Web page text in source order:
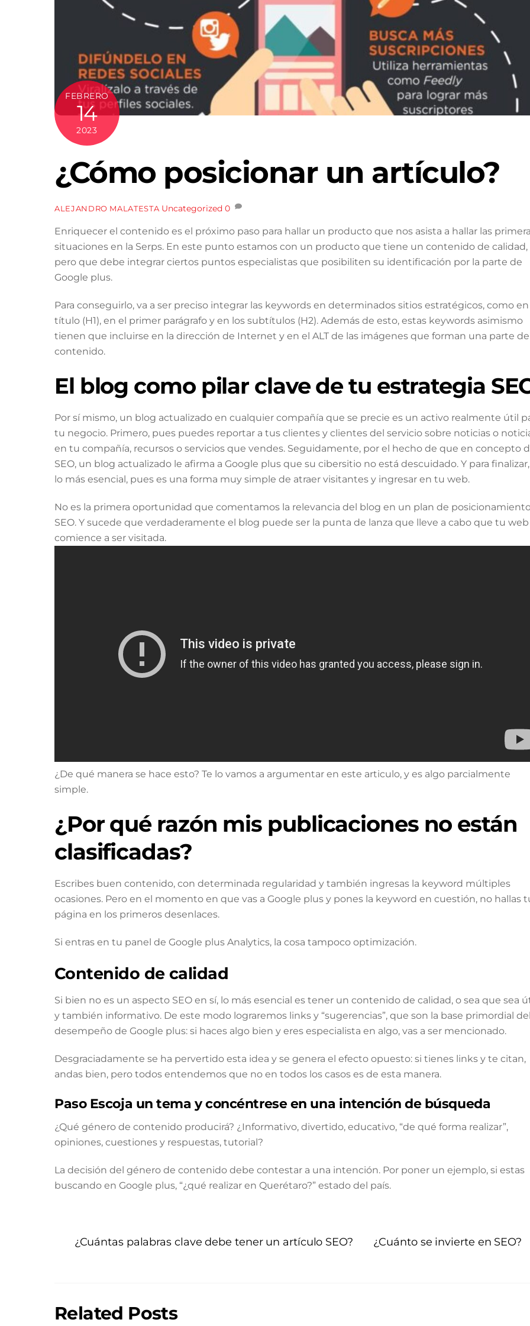
FEBRERO
14
2023
¿Cómo posicionar un artículo?
ALEJANDRO MALATESTA Uncategorized 0
Enriquecer el contenido es el próximo paso para hallar un producto que nos asista a hallar las
situaciones en la Serps. En este punto estamos con un producto que tiene un contenido de calidad,
pero que debe integrar ciertos puntos especialistas que posibiliten su identificación por la parte de
Google plus.
Para conseguirlo, va a ser preciso integrar las keywords en determinados sitios estratégicos, como en
título (H1), en el primer parágrafo y en los subtítulos (H2). Además de esto, estas keywords asimismo
tienen que incluirse en la dirección de Internet y en el ALT de las imágenes que forman una parte
contenido.
El blog como pilar clave de tu estrategia
Por sí mismo, un blog actualizado en cualquier compañía que se precie es un activo realmente útil
tu negocio. Primero, pues puedes reportar a tus clientes y clientes del servicio sobre noticias o
en tu compañía, recursos o servicios que vendes. Seguidamente, por el hecho de que en concepto
SEO, un blog actualizado le afirma a Google plus que su cibersitio no está descuidado. Y para
lo más esencial, pues es una forma muy simple de atraer visitantes y ingresar en tu web.
No es la primera oportunidad que comentamos la relevancia del blog en un plan de
SEO. Y sucede que verdaderamente el blog puede ser la punta de lanza que lleve a cabo que tu web
comience a ser visitada.
¿De qué manera se hace esto? Te lo vamos a argumentar en este articulo, y es algo parcialmente
simple.
¿Por qué razón mis publicaciones no están
clasificadas?
Escribes buen contenido, con determinada regularidad y también ingresas la keyword múltiples
ocasiones. Pero en el momento en que vas a Google plus y pones la keyword en cuestión, no hallas
página en los primeros desenlaces.
Si entras en tu panel de Google plus Analytics, la cosa tampoco optimización.
Contenido de calidad
Si bien no es un aspecto SEO en sí, lo más esencial es tener un contenido de calidad, o sea que sea
y también informativo. De este modo lograremos links y “sugerencias”, que son la base primordial del
desempeño de Google plus: si haces algo bien y eres especialista en algo, vas a ser mencionado.
Desgraciadamente se ha pervertido esta idea y se genera el efecto opuesto: si tienes links y te citan,
andas bien, pero todos entendemos que no en todos los casos es de esta manera.
Paso Escoja un tema y concéntrese en una intención de búsqueda
¿Qué género de contenido producirá? ¿Informativo, divertido, educativo, “de qué forma realizar”,
opiniones, cuestiones y respuestas, tutorial?
La decisión del género de contenido debe contestar a una intención. Por poner un ejemplo, si estas
buscando en Google plus, “¿qué realizar en Querétaro?” estado del país.
¿Cuántas palabras clave debe tener un artículo SEO? ¿Cuánto se invierte en SEO?
Related Posts